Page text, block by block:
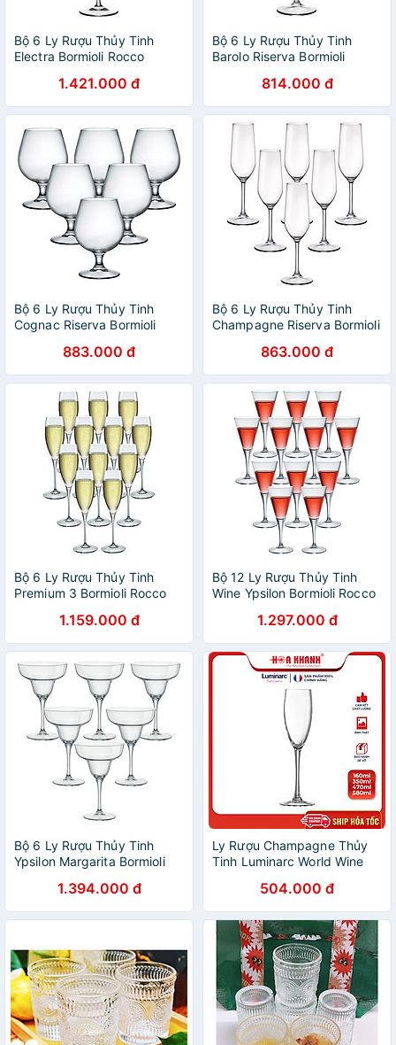
Bộ 6 Ly Rượu Thủy Tinh
Electra Bormioli Rocco
1.421.000 đ
Bộ 6 Ly Rượu Thủy Tinh
Barolo Riserva Bormioli
(480ml / Ly)814.000 đ
Bộ 6 Ly Rượu Thủy Tinh
Cognac Riserva Bormioli
(530ml / Ly)883.000 đ
Bộ 6 Ly Rượu Thủy Tinh
Champagne Riserva Bormioli
(210ml / Ly)863.000 đ
Bộ 6 Ly Rượu Thủy Tinh
Premium 3 Bormioli Rocco
1.159.000 đ
Bộ 12 Ly Rượu Thủy Tinh
Wine Ypsilon Bormioli Rocco
1.297.000 đ
Bộ 6 Ly Rượu Thủy Tinh
Ypsilon Margarita Bormioli
(330ml / Ly)1.394.000 đ
Ly Rượu Champagne Thủy
Tinh Luminarc World Wine
504.000 đ